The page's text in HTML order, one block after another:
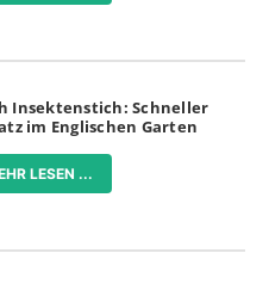
Insektenstich: Schneller
im Englischen Garten
LESEN ...